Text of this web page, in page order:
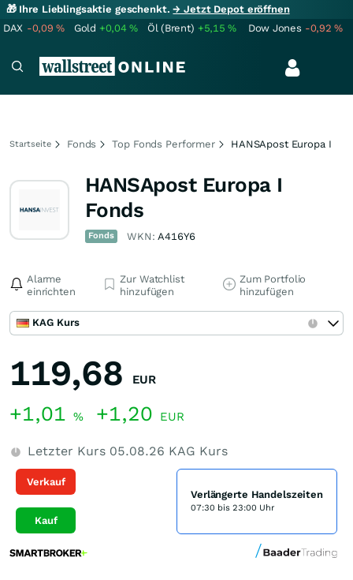
🎁 Ihre Lieblingsaktie geschenkt.→ Jetzt Depot eröffnen
DAX -0,09% Gold +0,04% Öl (Brent) +5,15% Dow Jones -0,92%
Startseite Fonds Top Fonds Performer HANSApost Europa I
HANSApost Europa I
Fonds
Fonds WKN:A416Y6
Alarme
einrichten
Zur Watchlist
hinzufügen
Zum Portfolio
hinzufügen
KAG Kurs
119,68 EUR
+1,01 % +1,20 EUR
Letzter Kurs 05.08.26 KAG Kurs
Verkauf
Kauf
Verlängerte Handelszeiten
07:30 bis 23:00 Uhr